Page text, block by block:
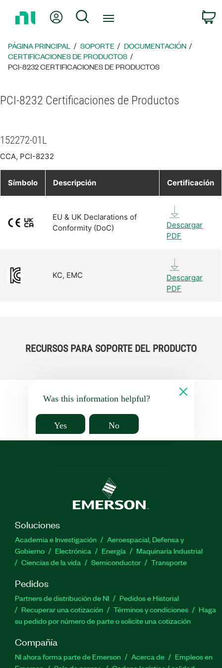
página
principal
Mi cuentaBúsqueda
PÁGINA PRINCIPAL SOPORTE
DOCUMENTACIÓN
CERTIFICACIONES DE PRODUCTOS
PCI-8232 CERTIFICACIONES DE PRODUCTOS
PCI-8232 Certificaciones de Productos
152272-01L
CCA, PCI-8232
Símbolo Descripción Certificación
EU & UK Declarations of
Conformity (DoC)
Descargar
PDF
KC, EMC
Descargar
PDF
RECURSOS PARA SOPORTE DEL PRODUCTO
Was this information helpful?
Yes No
Soluciones
Academia e Investigación
Aeroespacial, Defensa y
Gobierno
Electrónica Energía
Maquinaria Industrial
Ciencias de la vida
Semiconductor Transporte
Pedidos
Partners de distribución de NI
Pedidos e Historial
Recuperar una cotización
Términos y condiciones
Haga
su pedido por número de parte o solicite una cotización
Compañía
NI ahora forma parte de Emerson Acerca de
Empleos en